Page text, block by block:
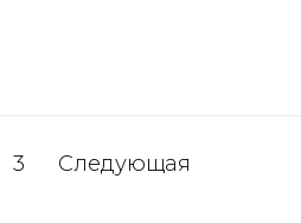
3 Следующая